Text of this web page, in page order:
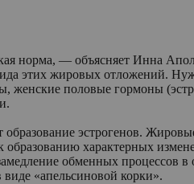
норма, — объясняет Инна
этих жировых отложений.
женские половые гормоны
эстрогенов.
характерных
обменных процессов
«апельсиновой корки».